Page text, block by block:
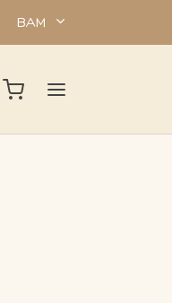
BAM